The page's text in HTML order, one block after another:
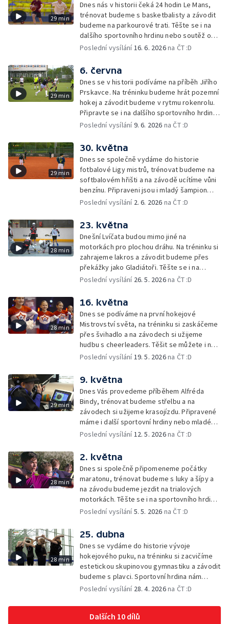
29 min
Dnes nás v historii čeká 24 hodin Le Mans,
trénovat budeme s basketbalisty a závodit
budeme na parkourové trati. Těšte se i na
dalšího sportovního hrdinu nebo soutěž o
cenu Lvíčat.
Poslední vysílání16. 6. 2026na ČT :D
29 min
6. června
Dnes se v historii podíváme na příběh Jiřího
Prskavce. Na tréninku budeme hrát pozemní
hokej a závodit budeme v rytmu rokenrolu.
Připravte se i na dalšího sportovního hrdinu
nebo mladého šampiona.
Poslední vysílání9. 6. 2026 na ČT :D
29 min
30. května
Dnes se společně vydáme do historie
fotbalové Ligy mistrů, trénovat budeme na
softbalovém hřišti a na závodě ucítíme vůni
benzínu. Připraveni jsou i mladý šampion
nebo sportovní hrdina.
Poslední vysílání 2. 6. 2026 na ČT :D
28 min
23. května
Dnešní Lvíčata budou mimo jiné na
motorkách pro plochou dráhu. Na tréninku si
zahrajeme lakros a závodit budeme přes
překážky jako Gladiátoři. Těšte se i na
dalšího sportovního hrdinu nebo mladého
Poslední vysílání 26. 5. 2026na ČT :D
28 min
16. května
Dnes se podíváme na první hokejové
Mistrovství světa, na tréninku si zaskáčeme
přes švihadlo a na závodech si užijeme
hudbu s cheerleaders. Těšit se můžete i na
sportovního hrdinu nebo soutěž o cenu
Poslední vysílání19. 5. 2026na ČT :D
29 min
9. května
Dnes Vás provedeme příběhem Alfréda
Bindy, trénovat budeme střelbu a na
závodech si užijeme krasojízdu. Připravené
máme i další sportovní hrdiny nebo mladého
šampiona.
Poslední vysílání12. 5. 2026na ČT :D
28 min
2. května
Dnes si společně připomeneme počátky
maratonu, trénovat budeme s luky a šípy a
na závodu budeme jezdit na trialových
motorkách. Těšte se i na sportovního hrdinu
nebo naši soutěž o cenu Lvíčat.
Poslední vysílání5. 5. 2026 na ČT :D
28 min
25. dubna
Dnes se vydáme do historie vývoje
hokejového puku, na tréninku si zacvičíme
estetickou skupinovou gymnastiku a závodit
budeme s plavci. Sportovní hrdina nám
ukáže co umí a společně si vyzkoušíme
Poslední vysílání 28. 4. 2026na ČT :D
Dalších 10 dílů